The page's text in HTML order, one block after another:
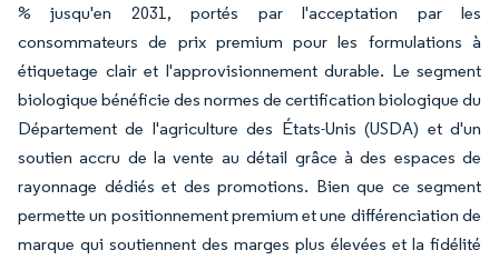
% jusqu'en 2031, portés par l'acceptation par les
consommateurs de prix premium pour les formulations à
étiquetage clair et l'approvisionnement durable. Le segment
biologique bénéficie des normes de certification biologique du
Département de l'agriculture des États-Unis (USDA) et d'un
soutien accru de la vente au détail grâce à des espaces de
rayonnage dédiés et des promotions. Bien que ce segment
permette un positionnement premium et une différenciation de
marque qui soutiennent des marges plus élevées et la fidélité